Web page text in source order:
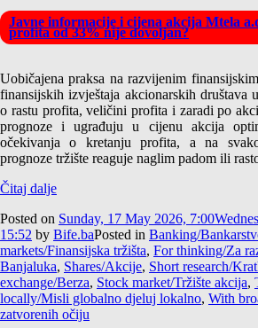
Javne informacije i cijena akcija Mtela
profita od 33% nije dovoljan?
Uobičajena praksa na razvijenim
finansijskih izvještaja akcionarskih društava
o rastu profita, veličini profita i zaradi po
prognoze i ugrađuju u cijenu akcija
očekivanja o kretanju profita, a na
prognoze tržište reaguje naglim padom ili
Čitaj dalje
Posted on Sunday, 17 May 2026, 7:00
15:52 by Bife.baPosted in Banking/
markets/Finansijska tržišta, For thinking/Za
Banjaluka, Shares/Akcije, Short research/
exchange/Berza, Stock market/Tržište akcija,
locally/Misli globalno djeluj lokalno, With
zatvorenih očiju